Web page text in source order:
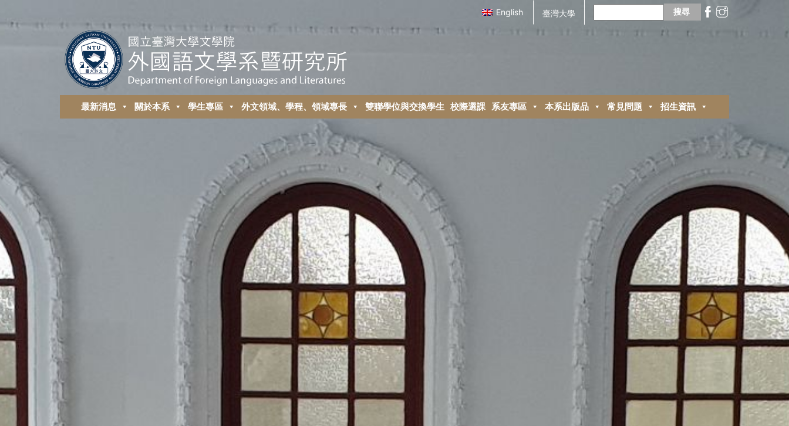
English 臺灣大學
搜
關
最新消息 關於本系 學生專區 外⽂領域、學程、領域專長 雙聯學位與交換學生 校際選課 系友專區 本系出版品 常見問題 招生資訊